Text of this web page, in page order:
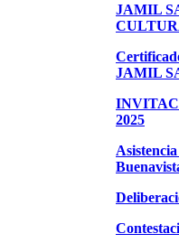
JAMIL
JAMIL
2025